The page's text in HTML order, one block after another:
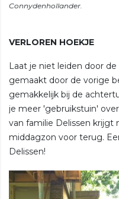
VERLOREN HOEKJE
Laat je niet leiden door
gemaakt door de vorige
gemakkelijk bij de
je meer 'gebruikstuin'
van familie Delissen krijgt
middagzon voor terug.
Delissen!